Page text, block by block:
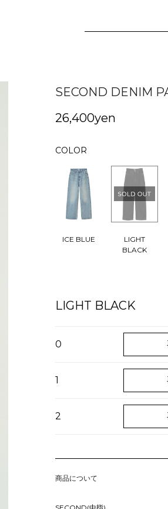
SECOND DENIM
26,400yen
COLOR
ICE BLUE
LIGHT
BLACK
LIGHT BLACK
0
1
2
商品について